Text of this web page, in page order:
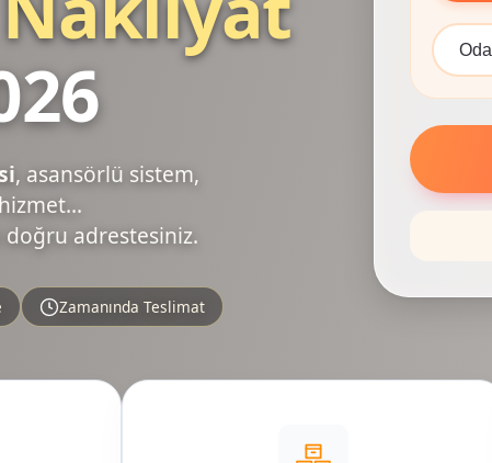
, asansörlü sistem,
doğru adrestesiniz.
Zamanında Teslimat